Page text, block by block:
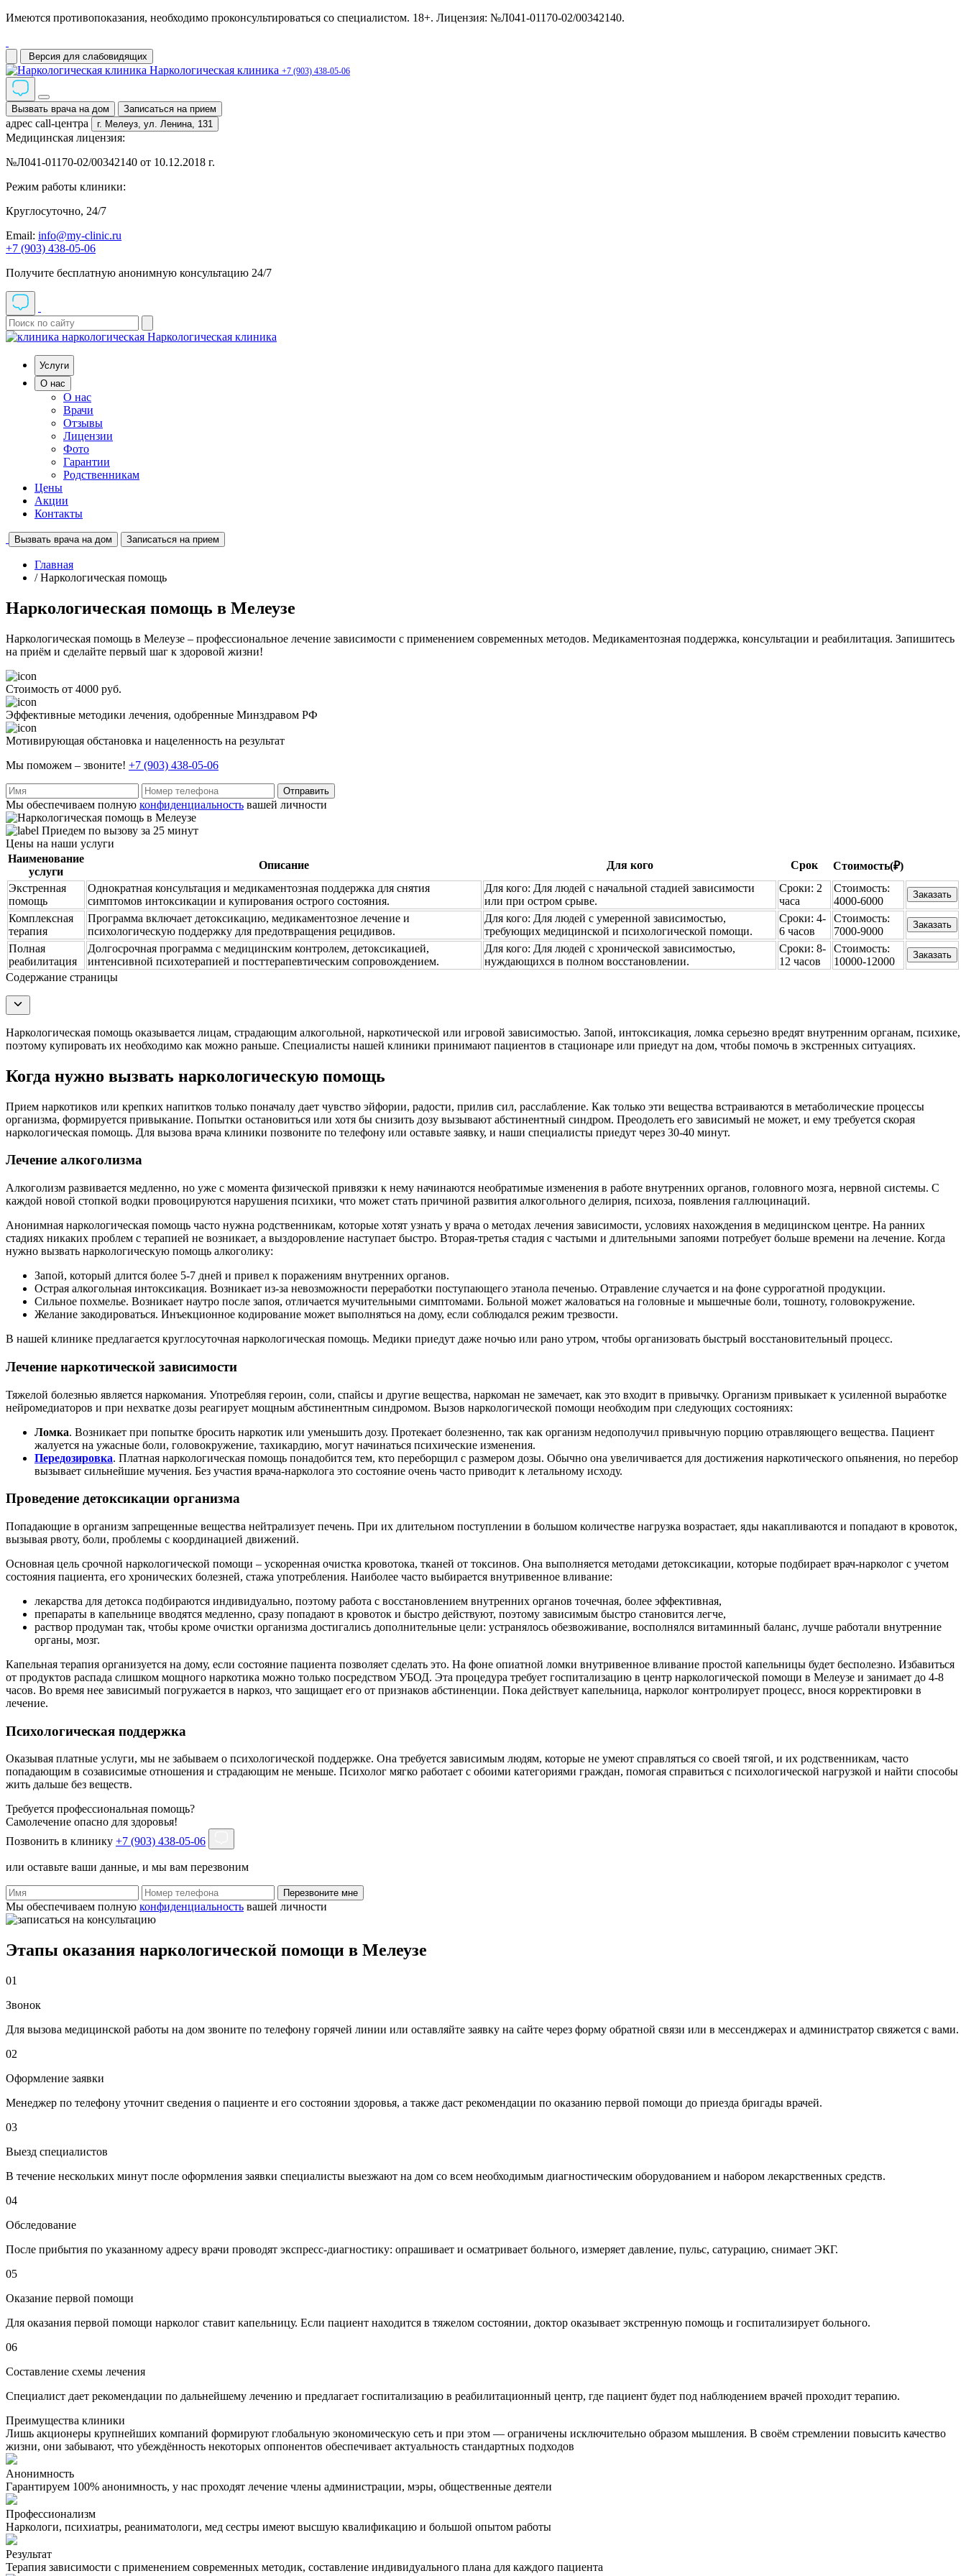
Имеются противопоказания, необходимо проконсультироваться со специалистом. 18+. Лицензия: №Л041-01170-02/00342140.
Версия для слабовидящих
Наркологическая клиника +7 (903) 438-05-06
Вызвать врача на дом Записаться на прием
адрес call-центра г. Мелеуз, ул. Ленина, 131
Медицинская лицензия:
№Л041-01170-02/00342140 от 10.12.2018 г.
Режим работы клиники:
Круглосуточно, 24/7
Email: info@my-clinic.ru
+7 (903) 438-05-06
Получите бесплатную анонимную консультацию 24/7
Наркологическая клиника
Услуги
О нас
О нас
Врачи
Отзывы
Лицензии
Фото
Гарантии
Родственникам
Цены
Акции
Контакты
Вызвать врача на дом Записаться на прием
Главная
/ Наркологическая помощь
Наркологическая помощь в Мелеузе
Наркологическая помощь в Мелеузе – профессиональное лечение зависимости с применением современных методов. Медикаментозная поддержка, консультации и реабилитация. Запишитесь
на приём и сделайте первый шаг к здоровой жизни!
Стоимость от 4000 руб.
Эффективные методики лечения, одобренные Минздравом РФ
Мотивирующая обстановка и нацеленность на результат
Мы поможем – звоните! +7 (903) 438-05-06
Отправить
Мы обеспечиваем полную конфиденциальность вашей личности
Приедем по вызову за 25 минут
Цены на наши услуги
Наименование
услуги
Описание Для кого Срок
Стоимость(₽)
Экстренная
помощь
Однократная консультация и медикаментозная поддержка для снятия
симптомов интоксикации и купирования острого состояния.
Для кого: Для людей с начальной стадией зависимости
или при остром срыве.
Сроки: 2
часа
Стоимость:
4000-6000
Заказать
Комплексная
терапия
Программа включает детоксикацию, медикаментозное лечение и
психологическую поддержку для предотвращения рецидивов.
Для кого: Для людей с умеренной зависимостью,
требующих медицинской и психологической помощи.
Сроки: 4-
6 часов
Стоимость:
7000-9000
Заказать
Полная
реабилитация
Долгосрочная программа с медицинским контролем, детоксикацией,
интенсивной психотерапией и посттерапевтическим сопровождением.
Для кого: Для людей с хронической зависимостью,
нуждающихся в полном восстановлении.
Сроки: 8-
12 часов
Стоимость:
10000-12000
Заказать
Содержание страницы
Наркологическая помощь оказывается лицам, страдающим алкогольной, наркотической или игровой зависимостью. Запой, интоксикация, ломка серьезно вредят внутренним органам, психике,
поэтому купировать их необходимо как можно раньше. Специалисты нашей клиники принимают пациентов в стационаре или приедут на дом, чтобы помочь в экстренных ситуациях.
Когда нужно вызвать наркологическую помощь
Прием наркотиков или крепких напитков только поначалу дает чувство эйфории, радости, прилив сил, расслабление. Как только эти вещества встраиваются в метаболические процессы
организма, формируется привыкание. Попытки остановиться или хотя бы снизить дозу вызывают абстинентный синдром. Преодолеть его зависимый не может, и ему требуется скорая
наркологическая помощь. Для вызова врача клиники позвоните по телефону или оставьте заявку, и наши специалисты приедут через 30-40 минут.
Лечение алкоголизма
Алкоголизм развивается медленно, но уже с момента физической привязки к нему начинаются необратимые изменения в работе внутренних органов, головного мозга, нервной системы. С
каждой новой стопкой водки провоцируются нарушения психики, что может стать причиной развития алкогольного делирия, психоза, появления галлюцинаций.
Анонимная наркологическая помощь часто нужна родственникам, которые хотят узнать у врача о методах лечения зависимости, условиях нахождения в медицинском центре. На ранних
стадиях никаких проблем с терапией не возникает, а выздоровление наступает быстро. Вторая-третья стадия с частыми и длительными запоями потребует больше времени на лечение. Когда
нужно вызвать наркологическую помощь алкоголику:
Запой, который длится более 5-7 дней и привел к поражениям внутренних органов.
Острая алкогольная интоксикация. Возникает из-за невозможности переработки поступающего этанола печенью. Отравление случается и на фоне суррогатной продукции.
Сильное похмелье. Возникает наутро после запоя, отличается мучительными симптомами. Больной может жаловаться на головные и мышечные боли, тошноту, головокружение.
Желание закодироваться. Инъекционное кодирование может выполняться на дому, если соблюдался режим трезвости.
В нашей клинике предлагается круглосуточная наркологическая помощь. Медики приедут даже ночью или рано утром, чтобы организовать быстрый восстановительный процесс.
Лечение наркотической зависимости
Тяжелой болезнью является наркомания. Употребляя героин, соли, спайсы и другие вещества, наркоман не замечает, как это входит в привычку. Организм привыкает к усиленной выработке
нейромедиаторов и при нехватке дозы реагирует мощным абстинентным синдромом. Вызов наркологической помощи необходим при следующих состояниях:
Ломка. Возникает при попытке бросить наркотик или уменьшить дозу. Протекает болезненно, так как организм недополучил привычную порцию отравляющего вещества. Пациент
жалуется на ужасные боли, головокружение, тахикардию, могут начинаться психические изменения.
Передозировка. Платная наркологическая помощь понадобится тем, кто переборщил с размером дозы. Обычно она увеличивается для достижения наркотического опьянения, но перебор
вызывает сильнейшие мучения. Без участия врача-нарколога это состояние очень часто приводит к летальному исходу.
Проведение детоксикации организма
Попадающие в организм запрещенные вещества нейтрализует печень. При их длительном поступлении в большом количестве нагрузка возрастает, яды накапливаются и попадают в кровоток,
вызывая рвоту, боли, проблемы с координацией движений.
Основная цель срочной наркологической помощи – ускоренная очистка кровотока, тканей от токсинов. Она выполняется методами детоксикации, которые подбирает врач-нарколог с учетом
состояния пациента, его хронических болезней, стажа употребления. Наиболее часто выбирается внутривенное вливание:
лекарства для детокса подбираются индивидуально, поэтому работа с восстановлением внутренних органов точечная, более эффективная,
препараты в капельнице вводятся медленно, сразу попадают в кровоток и быстро действуют, поэтому зависимым быстро становится легче,
раствор продуман так, чтобы кроме очистки организма достигались дополнительные цели: устранялось обезвоживание, восполнялся витаминный баланс, лучше работали внутренние
органы, мозг.
Капельная терапия организуется на дому, если состояние пациента позволяет сделать это. На фоне опиатной ломки внутривенное вливание простой капельницы будет бесполезно. Избавиться
от продуктов распада слишком мощного наркотика можно только посредством УБОД. Эта процедура требует госпитализацию в центр наркологической помощи в Мелеузе и занимает до 4-8
часов. Во время нее зависимый погружается в наркоз, что защищает его от признаков абстиненции. Пока действует капельница, нарколог контролирует процесс, внося корректировки в
лечение.
Психологическая поддержка
Оказывая платные услуги, мы не забываем о психологической поддержке. Она требуется зависимым людям, которые не умеют справляться со своей тягой, и их родственникам, часто
попадающим в созависимые отношения и страдающим не меньше. Психолог мягко работает с обоими категориями граждан, помогая справиться с психологической нагрузкой и найти способы
жить дальше без веществ.
Требуется профессиональная помощь?
Самолечение опасно для здоровья!
Позвонить в клинику +7 (903) 438-05-06
или оставьте ваши данные, и мы вам перезвоним
Перезвоните мне
Мы обеспечиваем полную конфиденциальность вашей личности
Этапы оказания наркологической помощи в Мелеузе
01
Звонок
Для вызова медицинской работы на дом звоните по телефону горячей линии или оставляйте заявку на сайте через форму обратной связи или в мессенджерах и администратор свяжется с вами.
02
Оформление заявки
Менеджер по телефону уточнит сведения о пациенте и его состоянии здоровья, а также даст рекомендации по оказанию первой помощи до приезда бригады врачей.
03
Выезд специалистов
В течение нескольких минут после оформления заявки специалисты выезжают на дом со всем необходимым диагностическим оборудованием и набором лекарственных средств.
04
Обследование
После прибытия по указанному адресу врачи проводят экспресс-диагностику: опрашивает и осматривает больного, измеряет давление, пульс, сатурацию, снимает ЭКГ.
05
Оказание первой помощи
Для оказания первой помощи нарколог ставит капельницу. Если пациент находится в тяжелом состоянии, доктор оказывает экстренную помощь и госпитализирует больного.
06
Составление схемы лечения
Специалист дает рекомендации по дальнейшему лечению и предлагает госпитализацию в реабилитационный центр, где пациент будет под наблюдением врачей проходит терапию.
Преимущества клиники
Лишь акционеры крупнейших компаний формируют глобальную экономическую сеть и при этом — ограничены исключительно образом мышления. В своём стремлении повысить качество
жизни, они забывают, что убеждённость некоторых оппонентов обеспечивает актуальность стандартных подходов
Анонимность
Гарантируем 100% анонимность, у нас проходят лечение члены администрации, мэры, общественные деятели
Профессионализм
Наркологи, психиатры, реаниматологи, мед сестры имеют высшую квалификацию и большой опытом работы
Результат
Терапия зависимости с применением современных методик, составление индивидуального плана для каждого пациента